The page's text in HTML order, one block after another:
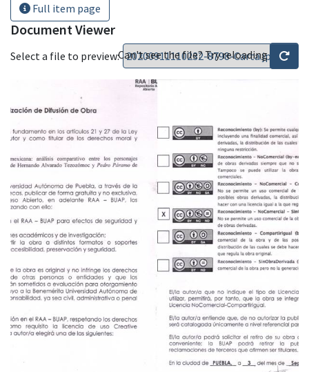
Full item page
Document Viewer
Select a file to preview:Can't see the file? Try reloading